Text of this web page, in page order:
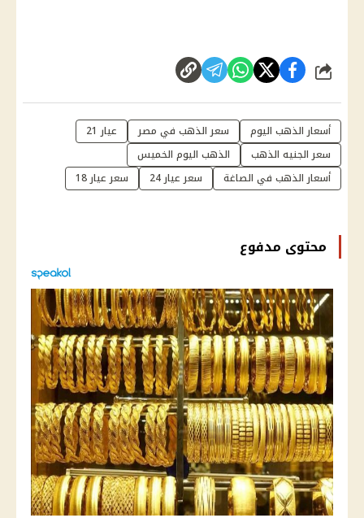
شارك
أسعار الذهب اليوم سعر الذهب في مصر
عيار 21
سعر الجنيه الذهب
الذهب اليوم الخميس
أسعار الذهب في الصاغة
سعر عيار 24 سعر عيار 18
محتوى مدفوع